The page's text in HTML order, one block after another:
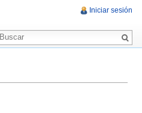
Iniciar sesión